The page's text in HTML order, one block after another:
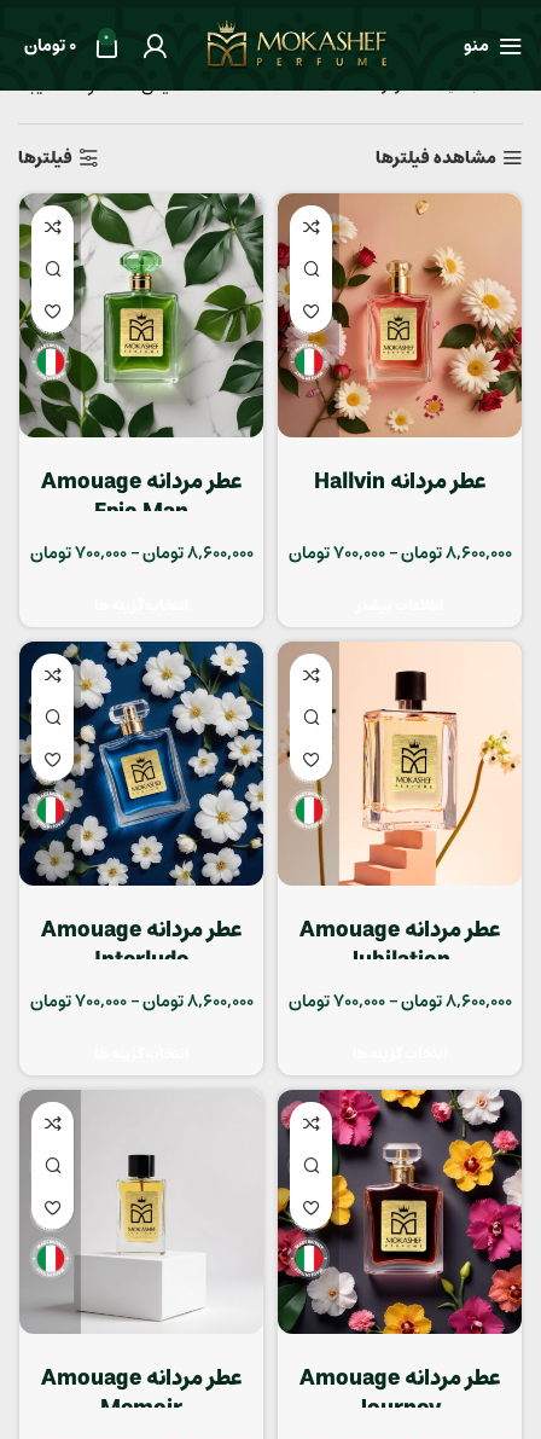
منو 0
0تومان
خانه جنسیت عطر مردانه نمایش 1–24 از 129 نتیجه
مشاهده فیلترها فیلترها
عطر مردانه Hallvin
8,600,000تومان–
700,000تومان
عطر مردانه Amouage
Epic Man
8,600,000تومان–
700,000تومان
عطر مردانه Amouage
Jubilation
8,600,000تومان–
700,000تومان
عطر مردانه Amouage
Interlude
8,600,000تومان–
700,000تومان
عطر مردانه Amouage
Journey
عطر مردانه Amouage
Memoir